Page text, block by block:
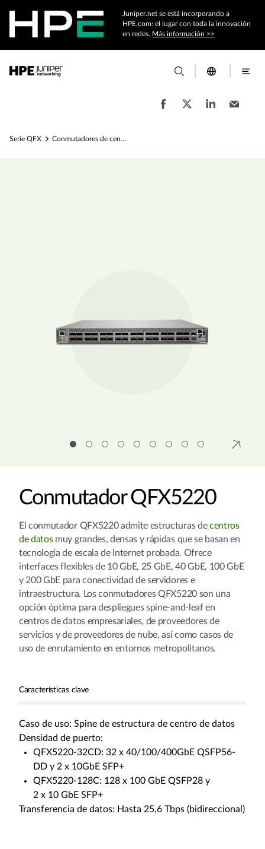
Juniper.net se está incorporando a
HPE.com: el lugar con toda la innovación
en redes. Más información >>
Serie QFX Conmutadores de centro de datos QFX5220
Conmutador QFX5220
El conmutador QFX5220 admite estructuras decentros
de datosmuy grandes, densas y rápidas que se basan en
tecnología de escala de Internet probada. Ofrece
interfaces flexibles de 10 GbE, 25 GbE, 40 GbE, 100 GbE
y 200 GbE para conectividad de servidores e
intraestructura. Los conmutadores QFX5220 son una
opción óptima para despliegues spine-and-leaf en
centros de datos empresariales, de proveedores de
servicios y de proveedores de nube, así como casos de
uso de enrutamiento en entornos metropolitanos.
Características clave
Caso de uso: Spine de estructura de centro de datos
Densidad de puerto:
QFX5220-32CD: 32 x 40/100/400GbE QSFP56-
DD y 2 x 10GbE SFP+
QFX5220-128C: 128 x 100 GbE QSFP28 y
2 x 10 GbE SFP+
Transferencia de datos: Hasta 25,6 Tbps (bidireccional)